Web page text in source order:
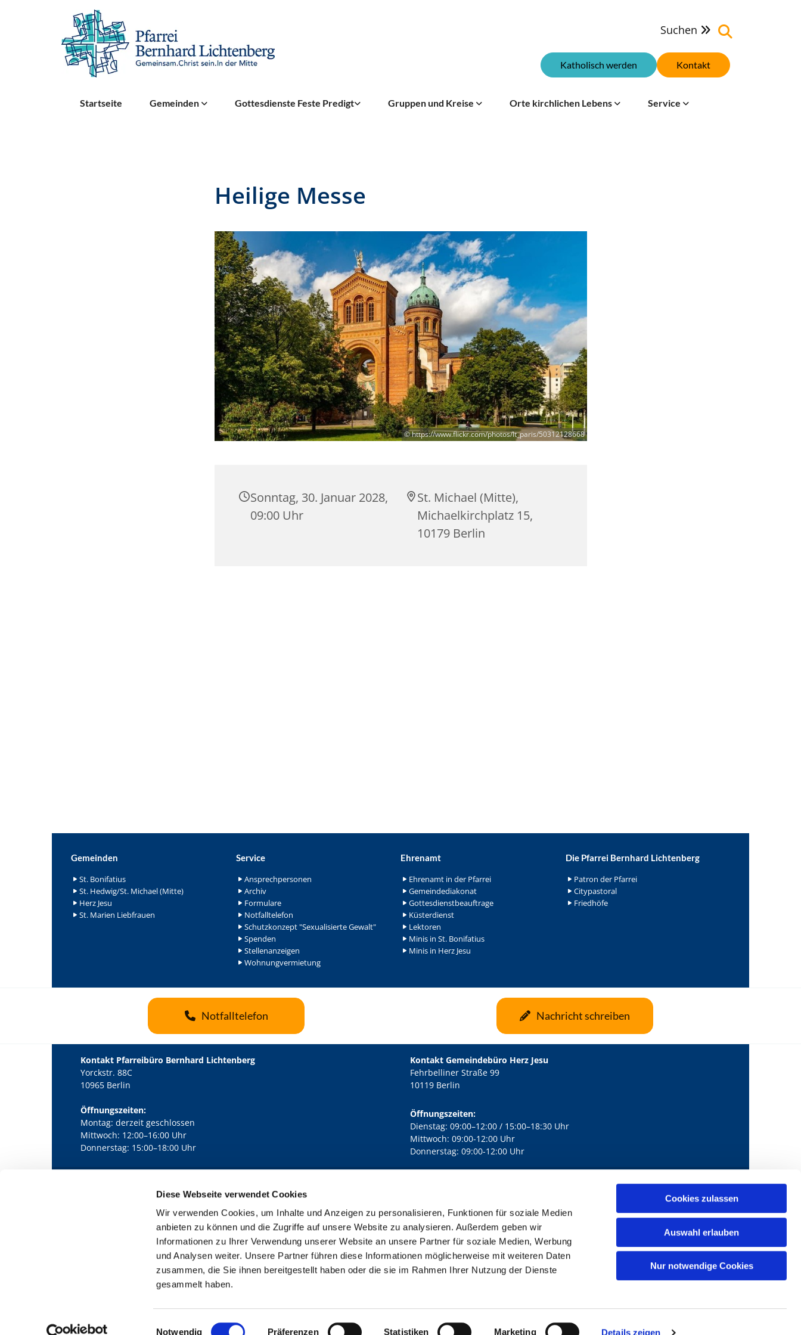
Diese Webseite verwendet Cookies
Wir verwenden Cookies, um Inhalte und Anzeigen zu personalisieren, Funktionen für soziale Medien
anbieten zu können und die Zugriffe auf unsere Website zu analysieren. Außerdem geben wir
Informationen zu Ihrer Verwendung unserer Website an unsere Partner für soziale Medien, Werbung
und Analysen weiter. Unsere Partner führen diese Informationen möglicherweise mit weiteren Daten
zusammen, die Sie ihnen bereitgestellt haben oder die sie im Rahmen Ihrer Nutzung der Dienste
gesammelt haben.
Notwendig Präferenzen Statistiken Marketing Details zeigen
Cookies zulassen
Auswahl erlauben
Nur notwendige Cookies
Suchen 
Kontakt
Katholisch werden
Startseite Gemeinden Gottesdienste Feste Predigt Gruppen und Kreise Orte kirchlichen Lebens Service
Heilige Messe
© https://www.flickr.com/photos/lt_paris/50312128668
Sonntag, 30. Januar 2028,
09:00 Uhr
St. Michael (Mitte),
Michaelkirchplatz 15,
10179 Berlin
Gemeinden
St. Bonifatius
St. Hedwig/St. Michael (Mitte)
Herz Jesu
St. Marien Liebfrauen
Service
Ansprechpersonen
Archiv
Formulare
Notfalltelefon
Schutzkonzept "Sexualisierte Gewalt"
Spenden
Stellenanzeigen
Wohnungvermietung
Ehrenamt
Ehrenamt in der Pfarrei
Gemeindediakonat
Gottesdienstbeauftrage
Küsterdienst
Lektoren
Minis in St. Bonifatius
Minis in Herz Jesu
Die Pfarrei Bernhard Lichtenberg
Patron der Pfarrei
Citypastoral
Friedhöfe
Notfalltelefon Nachricht schreiben
Kontakt Pfarreibüro Bernhard Lichtenberg
Yorckstr. 88C
10965 Berlin
Öffnungszeiten:
Montag: derzeit geschlossen
Mittwoch: 12:00–16:00 Uhr
Donnerstag: 15:00–18:00 Uhr
Kontakt Gemeindebüro Herz Jesu
Fehrbelliner Straße 99
10119 Berlin
Öffnungszeiten:
Dienstag: 09:00–12:00 / 15:00–18:30 Uhr
Mittwoch: 09:00-12:00 Uhr
Donnerstag: 09:00-12:00 Uhr
Kath. Kirchengemeinde Pfarrei Bernhard Lichtenberg Berlin-Mitte · Yorckstr. 88C, 10965 Berlin mail@bernhard-lichtenberg.berlin
Kontaktinformationen Impressum